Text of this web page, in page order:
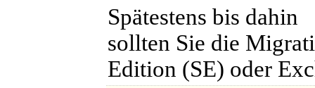
Spätestens bis dahin
sollten Sie die
Edition (SE) oder